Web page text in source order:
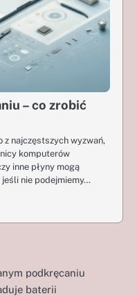
– co zrobić
z najczęstszych wyzwań,
komputerów
inne płyny mogą
jeśli nie podejmiemy…
podkręcaniu
baterii